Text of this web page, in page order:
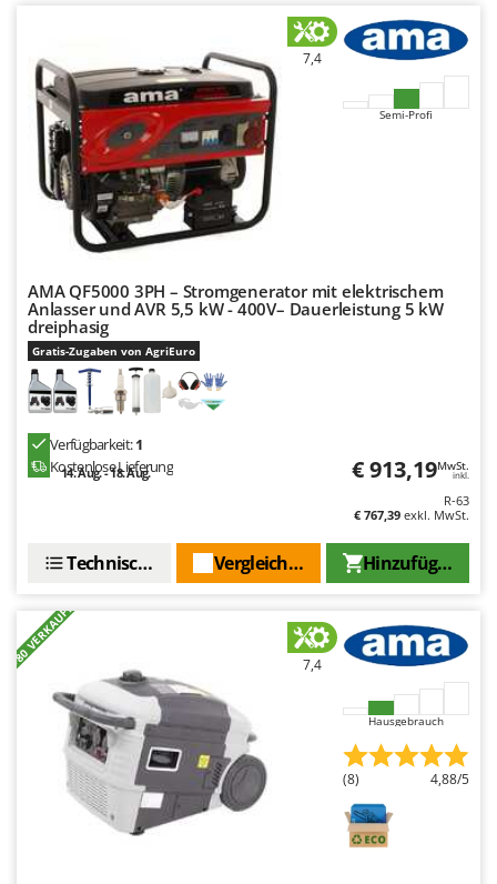
7,4
Semi-Profi
AMA QF5000 3PH – Stromgenerator mit elektrischem
Anlasser und AVR 5,5 kW - 400V– Dauerleistung 5 kW
dreiphasig
Gratis-Zugaben von AgriEuro
Verfügbarkeit:1
Kostenlose Lieferung
14. Aug. - 18. Aug. € 913,19MwSt.
inkl.
R-63
€ 767,39 exkl. MwSt.
Hinzufügen
Vergleichen Sie
Technische Daten
+80 VERKAUFT 7,4
Hausgebrauch
(8) 4,88/5